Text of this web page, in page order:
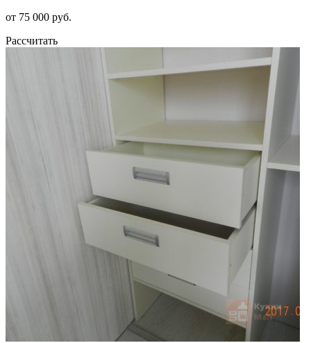
от 75 000 руб.
Рассчитать